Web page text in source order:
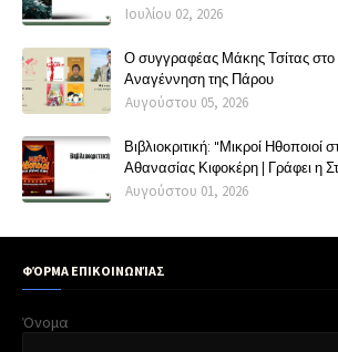
Ιουλίου 02, 2026
Ο συγγραφέας Μάκης Τσίτας στο
Αναγέννηση της Πάρου
Αυγούστου 05, 2026
Βιβλιοκριτική: "Μικροί Ηθοποιοί
Αθανασίας Κιφοκέρη | Γράφει η
Αυγούστου 01, 2026
ΦΌΡΜΑ ΕΠΙΚΟΙΝΩΝΊΑΣ
Όνομα